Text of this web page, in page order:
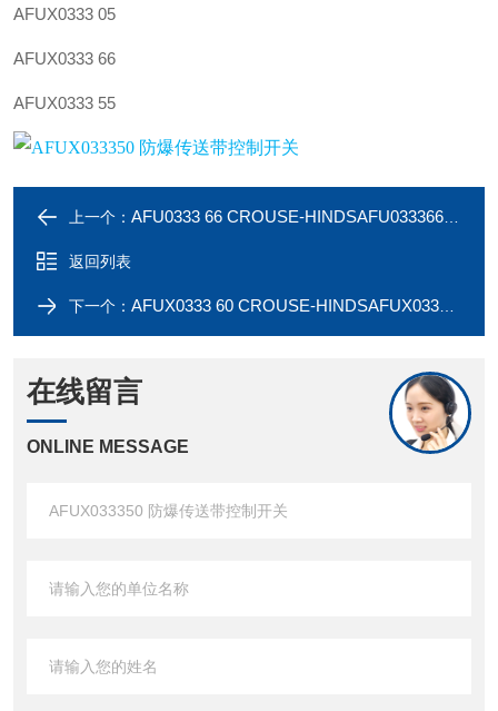
AFUX0333 05
AFUX0333 66
AFUX0333 55
上一个： AFU0333 66 CROUSE-HINDSAFU033366 防爆传送带控制开关
返回列表
下一个： AFUX0333 60 CROUSE-HINDSAFUX033360 防爆传送带控制开关
在线留言
ONLINE MESSAGE